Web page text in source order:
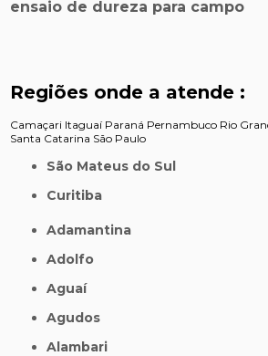
ensaio de dureza para campo
Regiões onde a atende :
Camaçari Itaguaí Paraná Pernambuco Rio
Santa Catarina São Paulo
São Mateus do Sul
Curitiba
Adamantina
Adolfo
Aguaí
Agudos
Alambari